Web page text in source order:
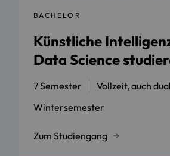
BACHELOR
Künstliche
Data Science
7 Semester
Vollzeit, auch dual
Wintersemester
Zum Studiengang